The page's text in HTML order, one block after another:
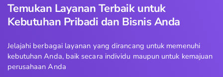
Temukan Layanan Terbaik untuk
Kebutuhan Pribadi dan Bisnis Anda
Jelajahi berbagai layanan yang dirancang untuk memenuhi
kebutuhan Anda, baik secara individu maupun untuk kemajuan
perusahaan Anda